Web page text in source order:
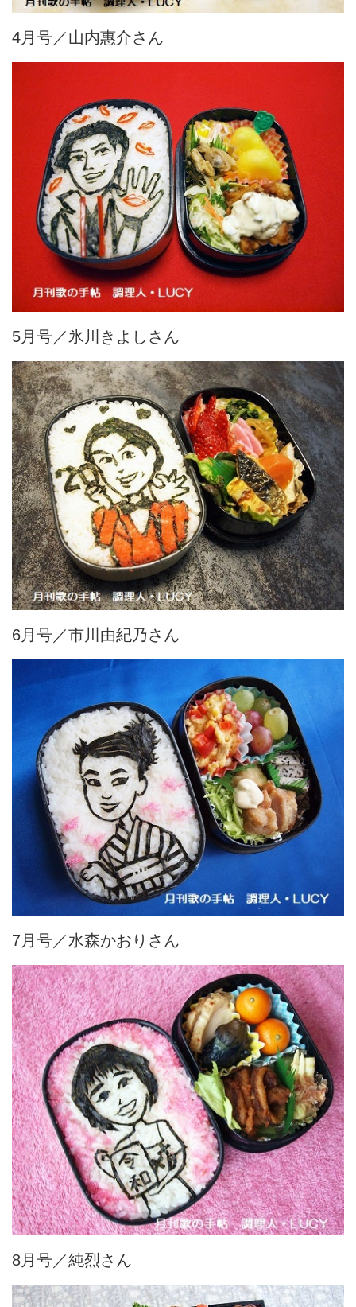
4月号／山内惠介さん
5月号／氷川きよしさん
6月号／市川由紀乃さん
7月号／水森かおりさん
8月号／純烈さん